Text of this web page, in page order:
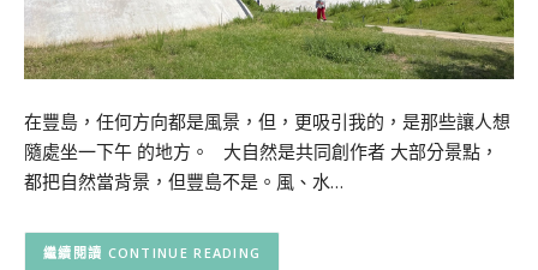
在豐島，任何方向都是風景，但，更吸引我的，是那些讓人想
隨處坐一下午 的地方。 大自然是共同創作者 大部分景點，
都把自然當背景，但豐島不是。風、水…
CONTINUE READING